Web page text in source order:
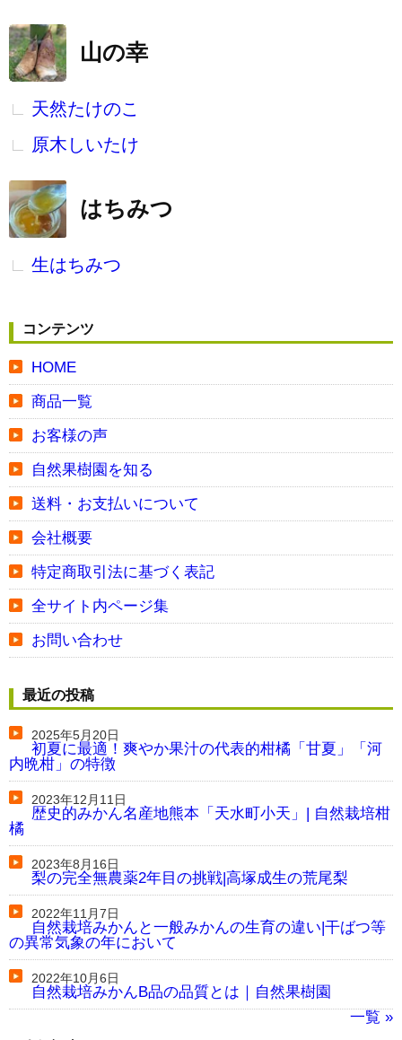
山の幸
天然たけのこ
原木しいたけ
はちみつ
生はちみつ
コンテンツ
HOME
商品一覧
お客様の声
自然果樹園を知る
送料・お支払いについて
会社概要
特定商取引法に基づく表記
全サイト内ページ集
お問い合わせ
最近の投稿
2025年5月20日
初夏に最適！爽やか果汁の代表的柑橘「甘夏」「河
内晩柑」の特徴
2023年12月11日
歴史的みかん名産地熊本「天水町小天」| 自然栽培柑
橘
2023年8月16日
梨の完全無農薬2年目の挑戦|高塚成生の荒尾梨
2022年11月7日
自然栽培みかんと一般みかんの生育の違い|干ばつ等
の異常気象の年において
2022年10月6日
自然栽培みかんB品の品質とは｜自然果樹園
一覧 »